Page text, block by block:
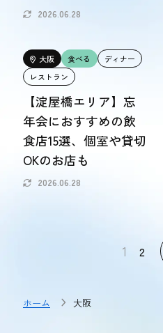
2026.06.28
大阪 食べる
ディナー
レストラン
【淀屋橋エリア】忘
年会におすすめの飲
食店15選、個室や貸切
OKのお店も
2026.06.28
1 2
ホーム 大阪